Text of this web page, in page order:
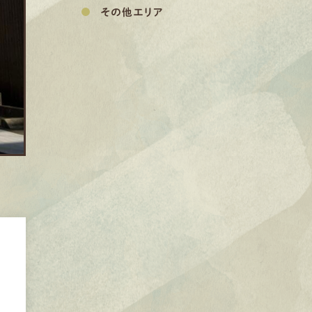
その他エリア